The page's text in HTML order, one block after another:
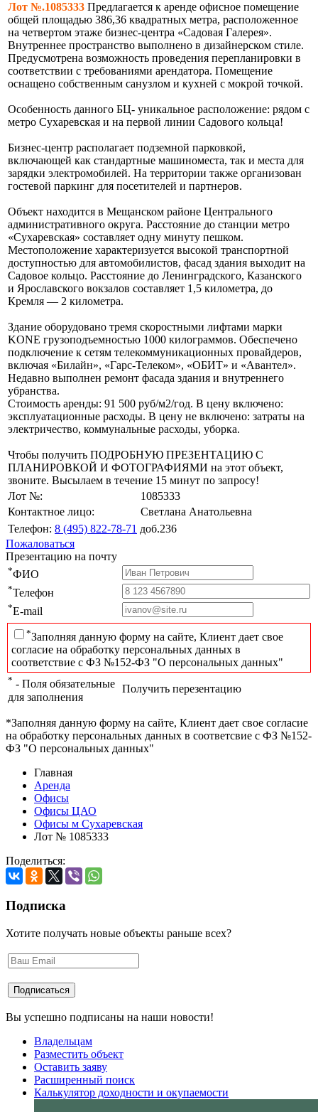
Лот №.1085333 Предлагается к аренде офисное помещение
общей площадью 386,36 квадратных метра, расположенное
на четвертом этаже бизнес-центра «Садовая Галерея».
Внутреннее пространство выполнено в дизайнерском стиле.
Предусмотрена возможность проведения перепланировки в
соответствии с требованиями арендатора. Помещение
оснащено собственным санузлом и кухней с мокрой точкой.
Особенность данного БЦ- уникальное расположение: рядом с
метро Сухаревская и на первой линии Садового кольца!
Бизнес-центр располагает подземной парковкой,
включающей как стандартные машиноместа, так и места для
зарядки электромобилей. На территории также организован
гостевой паркинг для посетителей и партнеров.
Объект находится в Мещанском районе Центрального
административного округа. Расстояние до станции метро
«Сухаревская» составляет одну минуту пешком.
Местоположение характеризуется высокой транспортной
доступностью для автомобилистов, фасад здания выходит на
Садовое кольцо. Расстояние до Ленинградского, Казанского
и Ярославского вокзалов составляет 1,5 километра, до
Кремля — 2 километра.
Здание оборудовано тремя скоростными лифтами марки
KONE грузоподъемностью 1000 килограммов. Обеспечено
подключение к сетям телекоммуникационных провайдеров,
включая «Билайн», «Гарс-Телеком», «ОБИТ» и «Авантел».
Недавно выполнен ремонт фасада здания и внутреннего
убранства.
Стоимость аренды: 91 500 руб/м2/год. В цену включено:
эксплуатационные расходы. В цену не включено: затраты на
электричество, коммунальные расходы, уборка.
Чтобы получить ПОДРОБНУЮ ПРЕЗЕНТАЦИЮ С
ПЛАНИРОВКОЙ И ФОТОГРАФИЯМИ на этот объект,
звоните. Высылаем в течение 15 минут по запросу!
Лот №:
1085333
Контактное лицо:
Светлана Анатольевна
Телефон: 8 (495) 822-78-71 доб.236
Пожаловаться
Презентацию на почту
*ФИО
*Телефон
*E-mail
*Заполняя данную форму на сайте, Клиент дает свое
согласие на обработку персональных данных в
соответствие с ФЗ №152-ФЗ "О персональных данных"
* - Поля обязательные
для заполнения
Получить перезентацию
*Заполняя данную форму на сайте, Клиент дает свое согласие
на обработку персональных данных в соответсвие с ФЗ №152-
ФЗ "О персональных данных"
Главная
Аренда
Офисы
Офисы ЦАО
Офисы м Сухаревская
Лот № 1085333
Поделиться:
Подписка
Хотите получать новые объекты раньше всех?
Вы успешно подписаны на наши новости!
Владельцам
Разместить объект
Оставить заяву
Расширенный поиск
Калькулятор доходности и окупаемости